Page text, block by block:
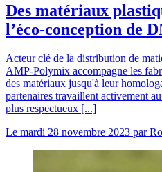
Des matériaux
l’éco-conception de
Acteur clé de la distribution de
AMP-Polymix accompagne les
des matériaux jusqu'à leur
partenaires travaillent activement
plus respectueux [...]
Le mardi 28 novembre 2023 par